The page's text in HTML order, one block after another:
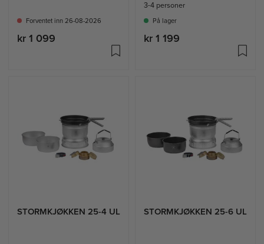
Forventet inn 26-08-2026
kr 1 099
3-4 personer
På lager
kr 1 199
STORMKJØKKEN 25-4 UL STORMKJØKKEN 25-6 UL